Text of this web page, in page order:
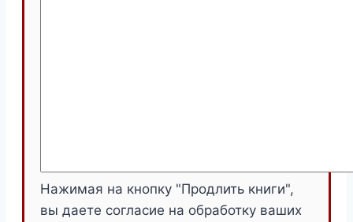
Нажимая на кнопку "Продлить книги",
вы даете согласие на обработку ваших